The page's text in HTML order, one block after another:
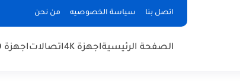
اتصل بنا سياسة الخصوصيه من نحن
الصفحة الرئيسيةاجهزة 4K اتصالاتاجهزة HD